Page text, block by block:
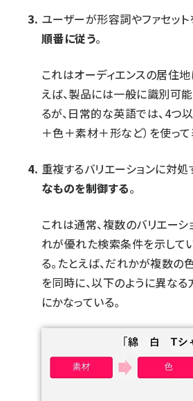
ユーザーが形容詞やファセッ
順番に従う。
これはオーディエンスの居住地
えば、製品には一般に識別可
るが、日常的な英語では、4つ
＋色＋素材＋形など）を使って
重複するバリエーションに対処
なものを制御する。
これは通常、複数のバリエーシ
れが優れた検索条件を示して
る。たとえば、だれかが複数
を同時に、以下のように異な
にかなっている。